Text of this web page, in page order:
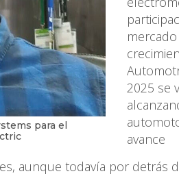
para el
2025 se
avance
aunque todavía por detrás